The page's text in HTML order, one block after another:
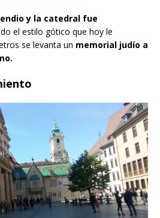
y la catedral fue
el estilo gótico que hoy le
se levanta un memorial judío a